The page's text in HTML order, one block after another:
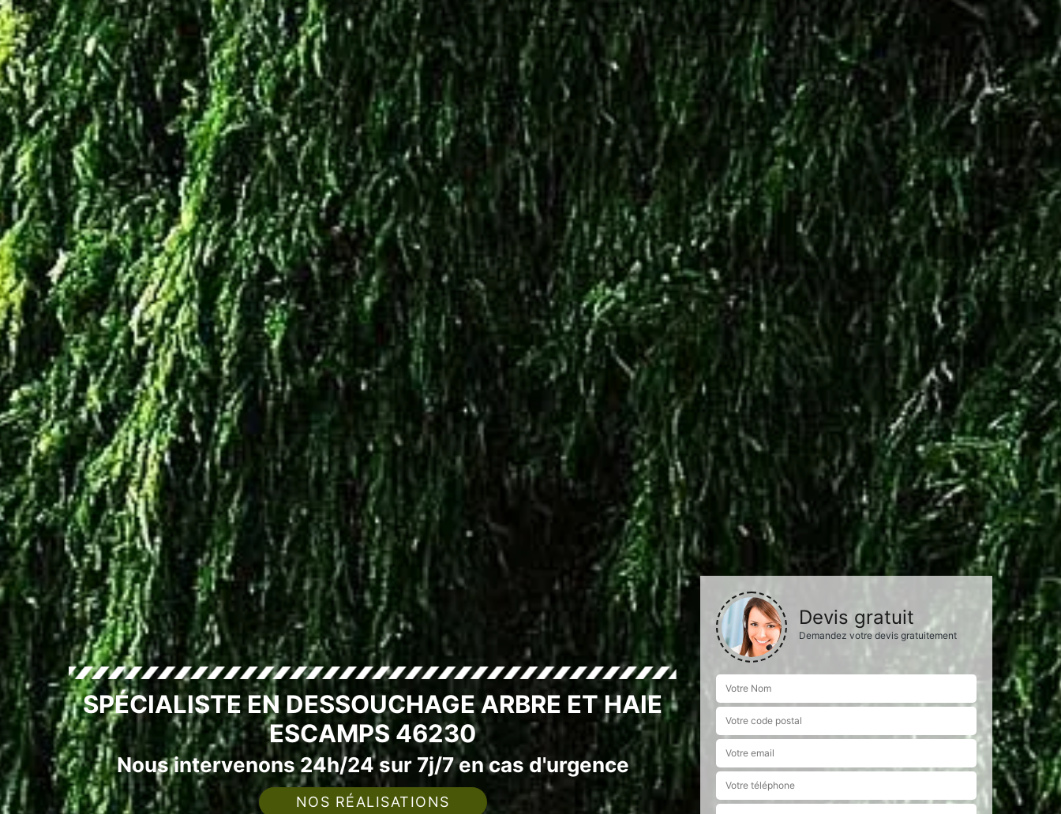
SPÉCIALISTE EN DESSOUCHAGE ARBRE ET HAIE
ESCAMPS 46230
Nous intervenons 24h/24 sur 7j/7 en cas d'urgence
NOS RÉALISATIONS
Devis gratuit
Demandez votre devis gratuitement